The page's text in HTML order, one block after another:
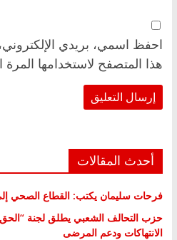
احفظ اسمي، بريدي
هذا المتصفح لاستخدامها المرة
أحدث المقالات
فرحات سليمان يكتب: القطاع الصحي
حزب التحالف الشعبي يطلق لجنة
الانتهاكات ودعم المرضى